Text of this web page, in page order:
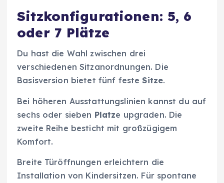
Sitzkonfigurationen: 5, 6
oder 7 Plätze
Du hast die Wahl zwischen drei
verschiedenen Sitzanordnungen. Die
Basisversion bietet fünf festeSitze.
Bei höheren Ausstattungslinien kannst du auf
sechs oder sieben Platze upgraden. Die
zweite Reihe besticht mit großzügigem
Komfort.
Breite Türöffnungen erleichtern die
Installation von Kindersitzen. Für spontane